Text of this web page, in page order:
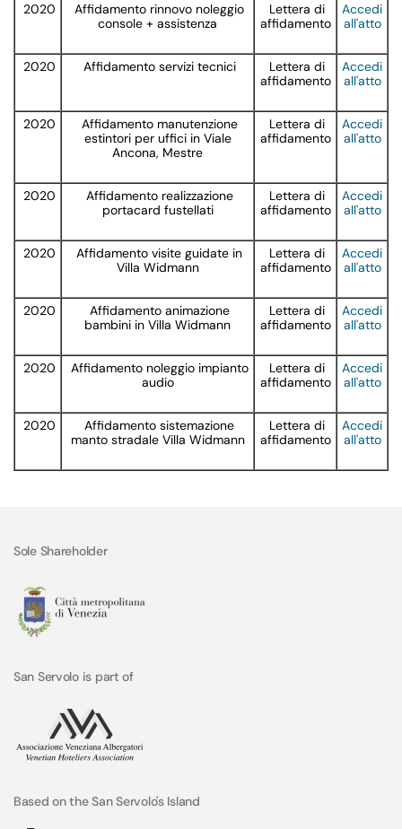
2020
Affidamento rinnovo noleggio
console + assistenza
Lettera di
affidamento
Accedi
all'atto
2020 Affidamento servizi tecnici
Lettera di
affidamento
Accedi
all'atto
2020
Affidamento manutenzione
estintori per uffici in Viale
Ancona, Mestre
Lettera di
affidamento
Accedi
all'atto
2020
Affidamento realizzazione
portacard fustellati
Lettera di
affidamento
Accedi
all'atto
2020
Affidamento visite guidate in
Villa Widmann
Lettera di
affidamento
Accedi
all'atto
2020
Affidamento animazione
bambini in Villa Widmann
Lettera di
affidamento
Accedi
all'atto
2020
Affidamento noleggio impianto
audio
Lettera di
affidamento
Accedi
all'atto
2020
Affidamento sistemazione
manto stradale Villa Widmann
Lettera di
affidamento
Accedi
all'atto
Sole Shareholder
San Servolo is part of
Based on the San Servolo's Island